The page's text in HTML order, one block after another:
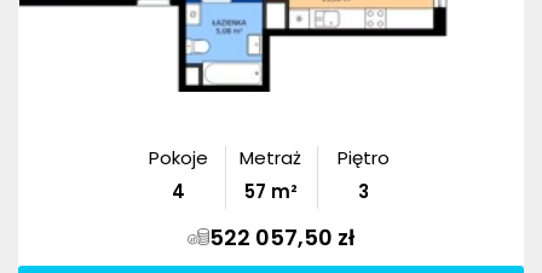
Pokoje
4
Metraż
57 m²
Piętro
3
522 057,50 zł